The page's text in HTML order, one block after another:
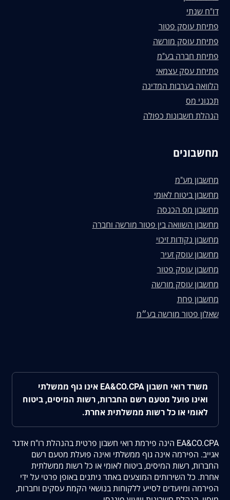
דו"ח שנתי
פתיחת עוסק פטור
פתיחת עוסק מורשה
פתיחת חברה בע"מ
פתיחת עסק עצמאי
הלוואה בערבות המדינה
תכנוני מס
הנהלת חשבונות כפולה
מחשבונים
מחשבון מע"מ
מחשבון ביטוח לאומי
מחשבון מס הכנסה
מחשבון השוואה בין פטור מורשה וחברה
מחשבון נקודות זיכוי
מחשבון עוסק זעיר
מחשבון עוסק פטור
מחשבון עוסק מורשה
מחשבון פחת
שאלון פטור מורשה בע״מ
משרד רואי חשבון EA&CO.CPA אינו גוף ממשלתי
ואינו פועל מטעם רשם החברות, רשות המיסים, ביטוח
לאומי או כל רשות ממשלתית אחרת.
EA&CO.CPA הינה פירמת רואי חשבון פרטית בהנהלת רו"ח אדגר
אגייב. הפירמה אינה גוף ממשלתי ואינה פועלת מטעם רשם
החברות, רשות המיסים, ביטוח לאומי או כל רשות ממשלתית
אחרת. כל השירותים המוצעים באתר ניתנים באופן פרטי על ידי
הפירמה ומיועדים לסייע ללקוחות בנושאי הקמת עסקים וחברות,